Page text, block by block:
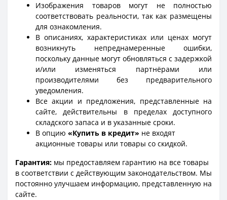
Изображения товаров могут не полностью
соответствовать реальности, так как размещены
для ознакомления.
В описаниях, характеристиках или ценах могут
возникнуть непреднамеренные ошибки,
поскольку данные могут обновляться с задержкой
и/или изменяться партнёрами или
производителями без предварительного
уведомления.
Все акции и предложения, представленные на
сайте, действительны в пределах доступного
складского запаса и в указанные сроки.
В опцию «Купить в кредит» не входят
акционные товары или товары со скидкой.
Гарантия: мы предоставляем гарантию на все товары
в соответствии с действующим законодательством. Мы
постоянно улучшаем информацию, представленную на
сайте.